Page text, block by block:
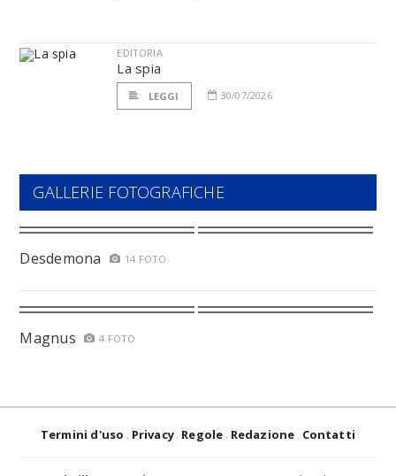
EDITORIA
La spia
LEGGI 30/07/2026
GALLERIE FOTOGRAFICHE
Desdemona 14 FOTO
Magnus 4 FOTO
Termini d'uso Privacy Regole Redazione Contatti